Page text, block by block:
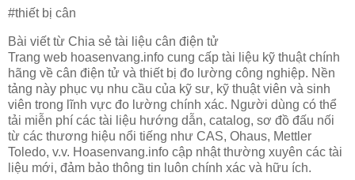
#thiết bị cân
Bài viết từ Chia sẻ tài liệu cân điện tử
Trang web hoasenvang.info cung cấp tài liệu kỹ thuật chính
hãng về cân điện tử và thiết bị đo lường công nghiệp. Nền
tảng này phục vụ nhu cầu của kỹ sư, kỹ thuật viên và sinh
viên trong lĩnh vực đo lường chính xác. Người dùng có thể
tải miễn phí các tài liệu hướng dẫn, catalog, sơ đồ đấu nối
từ các thương hiệu nổi tiếng như CAS, Ohaus, Mettler
Toledo, v.v. Hoasenvang.info cập nhật thường xuyên các tài
liệu mới, đảm bảo thông tin luôn chính xác và hữu ích.